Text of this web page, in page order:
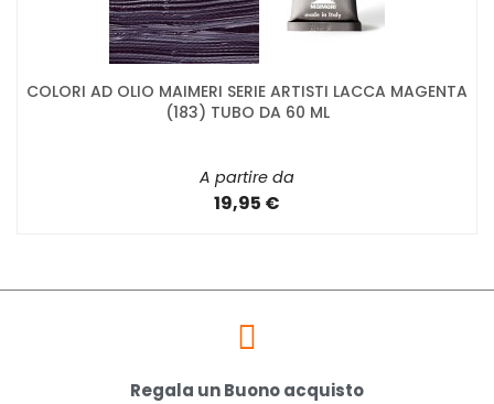
COLORI AD OLIO MAIMERI SERIE ARTISTI LACCA MAGENTA
(183) TUBO DA 60 ML
A partire da
19,95 €
Regala un Buono acquisto